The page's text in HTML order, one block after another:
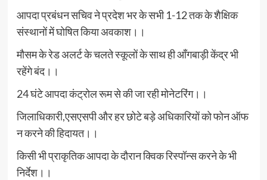
आपदा प्रबंधन सचिव ने प्रदेश भर के सभी 1-12 तक के शैक्षिक
संस्थानों में घोषित किया अवकाश।।
मौसम के रेड अलर्ट के चलते स्कूलों के साथ ही आँगबाड़ी केंद्र भी
रहेंगे बंद।।
24 घंटे आपदा कंट्रोल रूम से की जा रही मोनेटरिंग।।
जिलाधिकारी,एसएसपी और हर छोटे बड़े अधिकारियों को फोन ऑफ
न करने की हिदायत।।
किसी भी प्राकृतिक आपदा के दौरान क्विक रिस्पॉन्स करने के भी
निर्देश।।